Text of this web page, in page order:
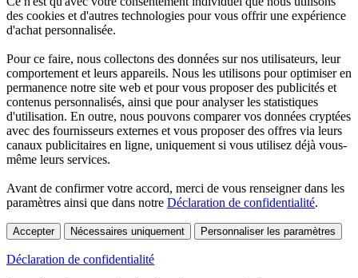
des cookies et d'autres technologies pour vous offrir une expérience
d'achat personnalisée.
Pour ce faire, nous collectons des données sur nos utilisateurs, leur
comportement et leurs appareils. Nous les utilisons pour optimiser en
permanence notre site web et pour vous proposer des publicités et
contenus personnalisés, ainsi que pour analyser les statistiques
d'utilisation. En outre, nous pouvons comparer vos données cryptées
avec des fournisseurs externes et vous proposer des offres via leurs
canaux publicitaires en ligne, uniquement si vous utilisez déjà vous-
même leurs services.
Avant de confirmer votre accord, merci de vous renseigner dans les
paramètres ainsi que dans notre Déclaration de confidentialité.
Accepter Nécessaires uniquement Personnaliser les paramètres
Déclaration de confidentialité